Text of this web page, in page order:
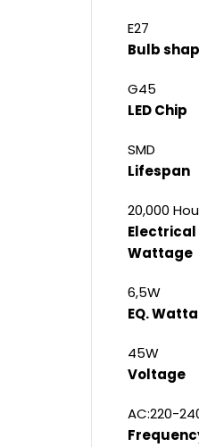
E27
Bulb
G45
LED Chip
SMD
Lifespan
20,000
Electrical
Wattage
6,5W
EQ.
45W
Voltage
AC:220-